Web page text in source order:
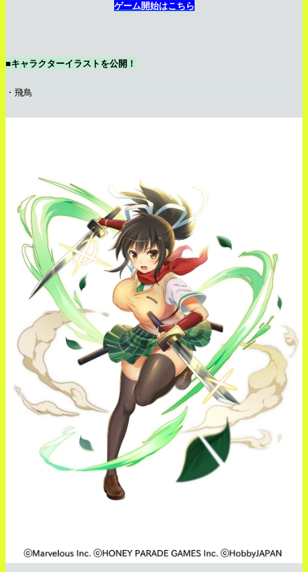
ゲーム開始はこちら
■キャラクターイラストを公開！
・飛鳥